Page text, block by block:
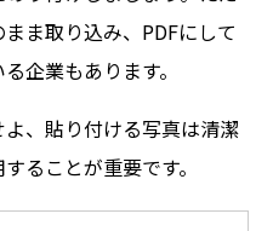
ま取り込み、PDFにして
企業もあります。
、貼り付ける写真は清潔
ることが重要です。